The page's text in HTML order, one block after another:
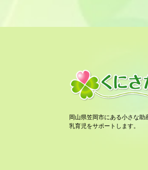
岡山県笠岡市にある小さな助
乳育児をサポートします。